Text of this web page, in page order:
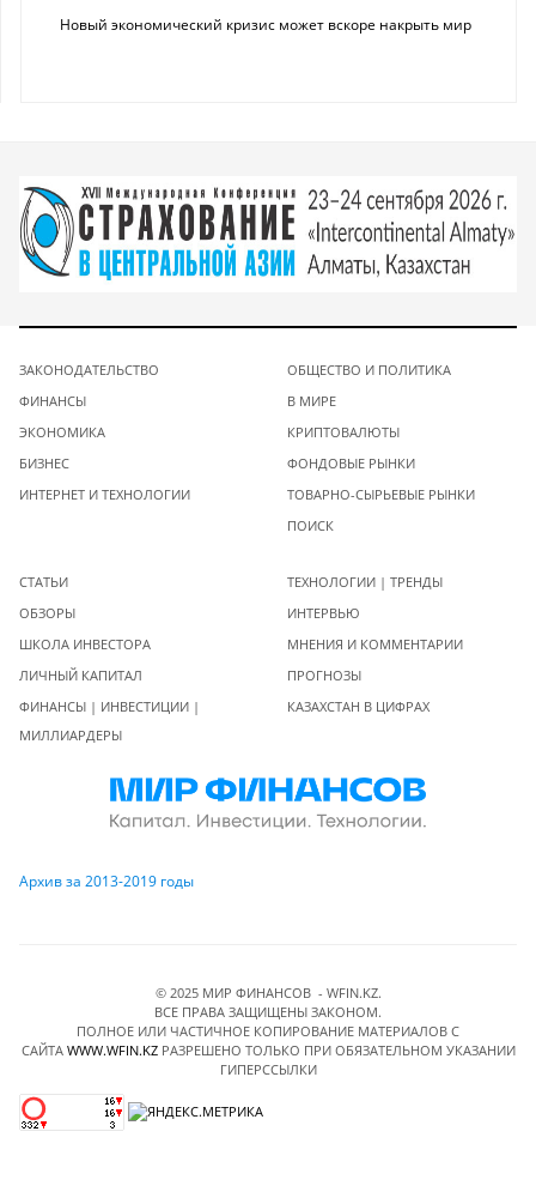
Новый экономический кризис может вскоре накрыть мир
ЗАКОНОДАТЕЛЬСТВО
ФИНАНСЫ
ЭКОНОМИКА
БИЗНЕС
ИНТЕРНЕТ И ТЕХНОЛОГИИ
ОБЩЕСТВО И ПОЛИТИКА
В МИРЕ
КРИПТОВАЛЮТЫ
ФОНДОВЫЕ РЫНКИ
ТОВАРНО-СЫРЬЕВЫЕ РЫНКИ
ПОИСК
СТАТЬИ
ОБЗОРЫ
ШКОЛА ИНВЕСТОРА
ЛИЧНЫЙ КАПИТАЛ
ФИНАНСЫ | ИНВЕСТИЦИИ |
МИЛЛИАРДЕРЫ
ТЕХНОЛОГИИ | ТРЕНДЫ
ИНТЕРВЬЮ
МНЕНИЯ И КОММЕНТАРИИ
ПРОГНОЗЫ
КАЗАХСТАН В ЦИФРАХ
Архив за 2013-2019 годы
© 2025 МИР ФИНАНСОВ - WFIN.KZ.
ВСЕ ПРАВА ЗАЩИЩЕНЫ ЗАКОНОМ.
ПОЛНОЕ ИЛИ ЧАСТИЧНОЕ КОПИРОВАНИЕ МАТЕРИАЛОВ C
САЙТА WWW.WFIN.KZРАЗРЕШЕНО ТОЛЬКО ПРИ ОБЯЗАТЕЛЬНОМ УКАЗАНИИ
ГИПЕРССЫЛКИ